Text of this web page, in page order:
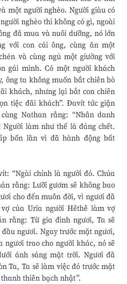
một người nghèo. Người giàu có
nghèo thì không có gì, ngoài
đã mua và nuôi dưỡng, nó lớn
với con cái ông, cùng ăn một
và cùng ngủ một giường với
gái mình. Có một người khách
ông ta không muốn bắt chiên bò
khách, nhưng lại bắt con chiên
tiệc đãi khách”. Ðavít tức giận
Nathan rằng: “Nhân danh
Người làm như thế là đáng chết.
bốn lần vì đã hành động bất
“Ngài chính là người đó. Chúa
rằng: Lưỡi gươm sẽ không bao
cho đến muôn đời, vì ngươi đã
của Uria người Hêthê làm vợ
rằng: Từ gia đình ngươi, Ta sẽ
ngươi. Ngay trước mặt ngươi,
ngươi trao cho người khác, nó sẽ
ánh sáng mặt trời. Ngươi đã
Ta, Ta sẽ làm việc đó trước mặt
thiên bạch nhật”.